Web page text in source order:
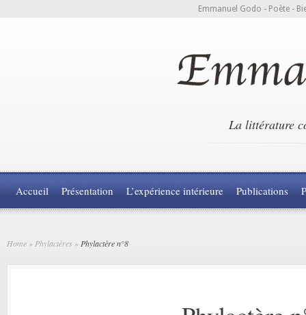
Emmanuel Godo - Poète -
La littérature
Accueil Présentation L’expérience intérieure Publications
Home » Phylactères » Phylactère n°8